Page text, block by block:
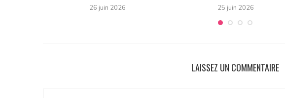
26 juin 2026 25 juin 2026
LAISSEZ UN COMMENTAIRE